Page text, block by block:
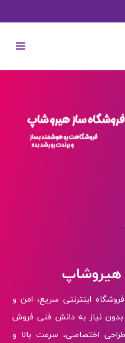
هیروشاپ
اینترنتی سریع، امن و
نیاز به دانش فنی فروش
اختصاصی، سرعت بالا و